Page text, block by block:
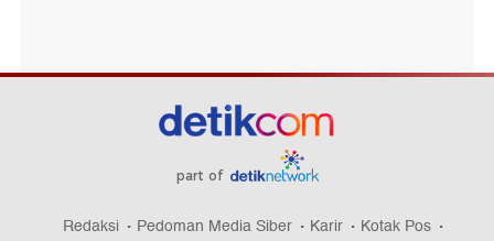
part of
Redaksi Pedoman Media Siber Karir Kotak Pos